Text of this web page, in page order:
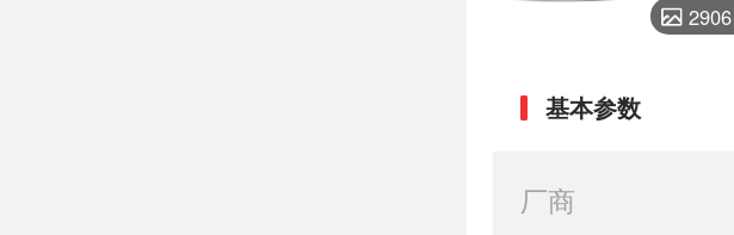
2906
基本参数
厂商